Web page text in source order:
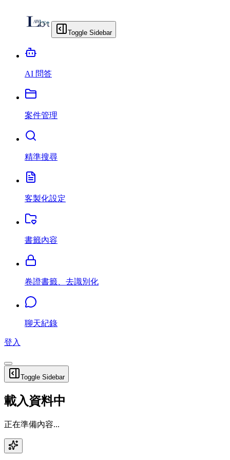
Toggle Sidebar
AI 問答
案件管理
精準搜尋
客製化設定
書籤內容
卷證書籤、去識別化
聊天紀錄
登入
Toggle Sidebar
載入資料中
正在準備內容...